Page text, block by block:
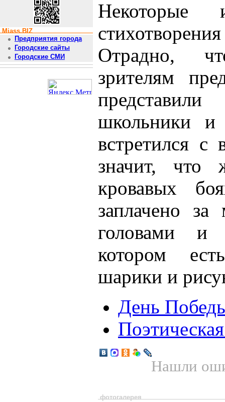
Miass.BIZ
Предприятия города
Городские сайты
Городские СМИ
Отрадно,
зрителям
школьники
встретился
значит,
кровавых
заплачено
головами и
котором
шарики и
День
Нашли
фотогалерея